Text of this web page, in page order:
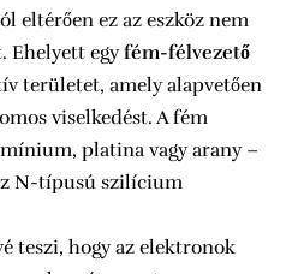
eltérően ez az eszköz nem
Ehelyett egyfém-félvezető
területet, amely alapvetően
viselkedést. A fém
platina vagy arany –
N-típusú szilícium
teszi, hogy az elektronok